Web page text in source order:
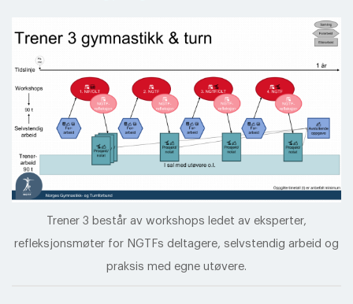
Trener 3 består av workshops ledet av eksperter,
refleksjonsmøter for NGTFs deltagere, selvstendig arbeid og
praksis med egne utøvere.